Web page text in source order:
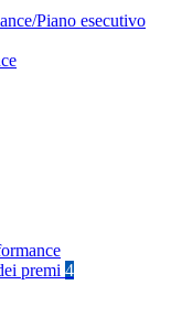
Piano esecutivo
premi 4